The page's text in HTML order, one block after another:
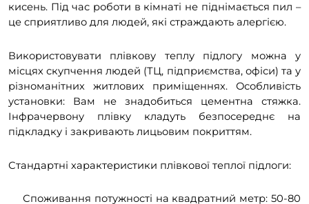
кисень. Під час роботи в кімнаті не піднімається пил –
це сприятливо для людей, які страждають алергією.
Використовувати плівкову теплу підлогу можна у
місцях скупчення людей (ТЦ, підприємства, офіси) та у
різноманітних житлових приміщеннях. Особливість
установки: Вам не знадобиться цементна стяжка.
Інфрачервону плівку кладуть безпосереднє на
підкладку і закривають лицьовим покриттям.
Стандартні характеристики плівкової теплої підлоги:
Споживання потужності на квадратний метр: 50-80